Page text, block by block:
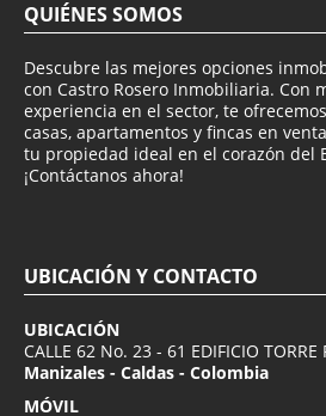
QUIÉNES SOMOS
Descubre las mejores opciones
con Castro Rosero Inmobiliaria. Con
experiencia en el sector, te
casas, apartamentos y fincas en
tu propiedad ideal en el corazón del
¡Contáctanos ahora!
UBICACIÓN Y CONTACTO
UBICACIÓN
CALLE 62 No. 23 - 61 EDIFICIO TORRE
Manizales - Caldas - Colombia
MÓVIL